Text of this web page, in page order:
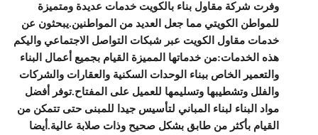
وفرت شركة مقاول بناء بالكويت خدمات عديدة ومتميزة
للمواطن الكويتي مما جعل العديد من المواطنين.يبحثون عن
خدمات مقاول الكويت عبر شبكات التواصل الاجتماعي واليكم
هذه الخدمات:من خدماتها المميزة القيام بجميع أعمال البناء
والتعمير الخاص ببناء الوحدات السكنية والعقارات والشركات
والفلل وتشطيبها وتسليمها للعميل على المفتاح.توفر أفضل
مواد البناء لبناء المباني لتأسيس جيدا للمبنى حتى تتمكن من
القيام بأكثر من طابق بشكل صحيح وذات صلابة عالية.أيضا